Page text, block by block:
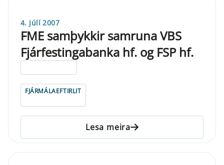
4. júlí 2007
FME samþykkir samruna VBS
Fjárfestingabanka hf. og FSP hf.
FJÁRMÁLAEFTIRLIT
Lesa meira